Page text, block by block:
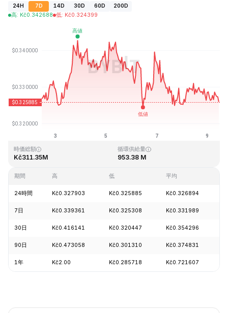
24H 7D 14D 30D 60D
200D
高: Kč0.342688 低: Kč0.324399
過去最高値
時価総額
Kč311.35M
循環供給量
953.38 M
期間 高 低 平均
24時間 Kč0.327903 Kč0.325885 Kč0.326894
7日 Kč0.339361 Kč0.325308 Kč0.331989
30日 Kč0.416141 Kč0.320447 Kč0.354296
90日 Kč0.473058 Kč0.301310 Kč0.374831
1年 Kč2.00 Kč0.285718 Kč0.721607